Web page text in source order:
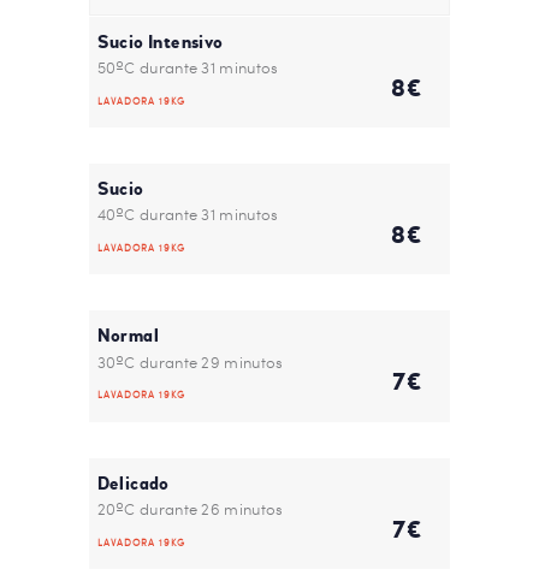
Sucio Intensivo
8€
50ºC durante 31 minutos
LAVADORA 19KG
Sucio
8€
40ºC durante 31 minutos
LAVADORA 19KG
Normal
7€
30ºC durante 29 minutos
LAVADORA 19KG
Delicado
7€
20ºC durante 26 minutos
LAVADORA 19KG